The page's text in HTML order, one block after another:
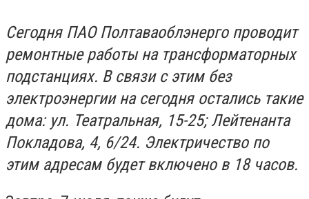
Сегодня ПАО Полтаваоблэнерго проводит
ремонтные работы на трансформаторных
подстанциях. В связи с этим без
электроэнергии на сегодня остались такие
дома: ул. Театральная, 15-25; Лейтенанта
Покладова, 4, 6/24. Электричество по
этим адресам будет включено в 18 часов.